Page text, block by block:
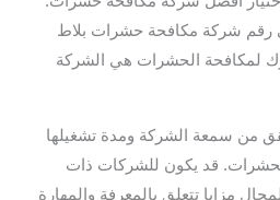
رقم شركة مكافحة حشرات بلاط
لمكافحة الحشرات هي الشركة
من سمعة الشركة ومدة تشغيلها
قد يكون للشركات ذات
مزايا تتعلق بالمعرفة والمهارة